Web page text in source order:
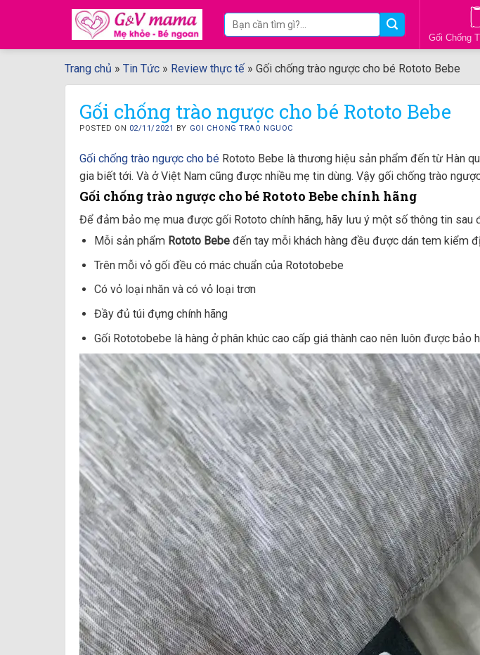
Tìm
kiếm:
Gối Chống
Trang chủ » Tin Tức » Review thực tế » Gối chống trào ngược cho bé Rototo Bebe
Gối chống trào ngược cho bé Rototo Bebe
POSTED ON 02/11/2021 BY GOI CHONG TRAO NGUOC
Gối chống trào ngược cho bé Rototo Bebe là thương hiệu sản phẩm đến từ Hàn
gia biết tới. Và ở Việt Nam cũng được nhiều mẹ tin dùng. Vậy gối chống trào
Gối chống trào ngược cho bé Rototo Bebe chính hãng
Để đảm bảo mẹ mua được gối Rototo chính hãng, hãy lưu ý một số thông tin sau
Mỗi sản phẩm Rototo Bebe đến tay mỗi khách hàng đều được dán tem kiểm
Trên mỗi vỏ gối đều có mác chuẩn của Rototobebe
Có vỏ loại nhăn và có vỏ loại trơn
Đầy đủ túi đựng chính hãng
Gối Rototobebe là hàng ở phân khúc cao cấp giá thành cao nên luôn được bảo